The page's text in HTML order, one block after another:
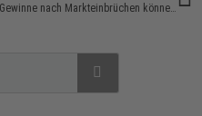
Gewinne nach Markteinbrüchen können entscheidend sein